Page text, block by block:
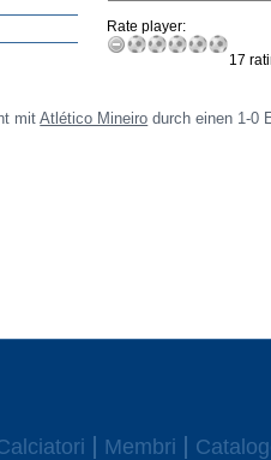
Rate player:
17
mitAtlético Mineiro durch einen 1-0
Membri